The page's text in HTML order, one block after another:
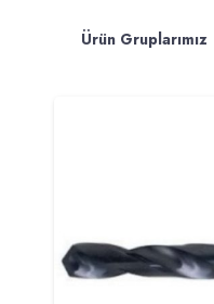
Ürün Gruplarımız